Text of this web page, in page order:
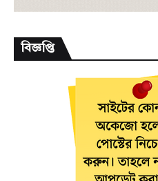
বিজ্ঞপ্তি